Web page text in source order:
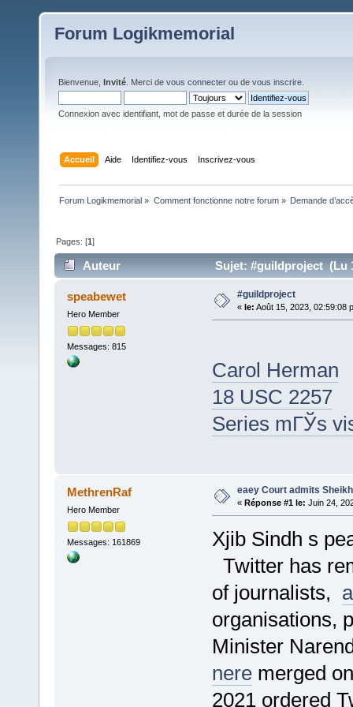
Forum Logikmemorial
Bienvenue, Invité . Merci de vous connecter ou de vous inscrire
Connexion avec identifiant, mot de passe et durée de la session
Accueil Aide Identifiez-vous Inscrivez-vous
Forum Logikmemorial » Comment fonctionne notre forum» Demande
Pages: [1]
Auteur Sujet: #guildproject (Lu
speabewet
Hero Member
Messages: 815
#guildproject
« le: Août 15, 2023, 02:59:08
Carol Herman
18 USC 2257
Series mГЎs
MethrenRaf
Hero Member
Messages: 161869
eaey Court admits
« Réponse #1 le: Juin 24,
Xjib Sindh s
Twitter has
of journalists,
organisations,
Minister
neremerged
2021 ordered